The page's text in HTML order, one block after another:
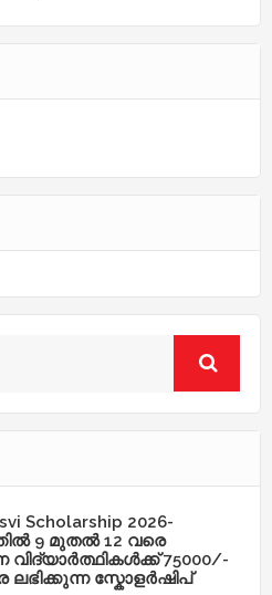
Scholarship 2026-
9 മുതൽ 12 വരെ
വിദ്യാർത്ഥികൾക്ക് 75000/-
ലഭിക്കുന്ന സ്കോളർഷിപ്